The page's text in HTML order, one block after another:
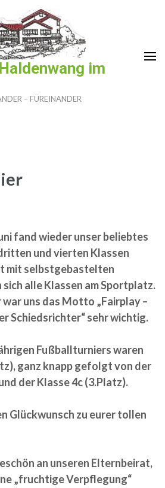
im
– FÜREINANDER
fand wieder unser beliebtes
und vierten Klassen
selbstgebastelten
alle Klassen am Sportplatz.
war uns das Motto „Fairplay –
Schiedsrichter“sehr wichtig.
Fußballturniers waren
ganz knapp gefolgt von der
der Klasse 4c (3.Platz).
Glückwunsch zu eurer tollen
an unseren Elternbeirat,
„fruchtige Verpflegung“